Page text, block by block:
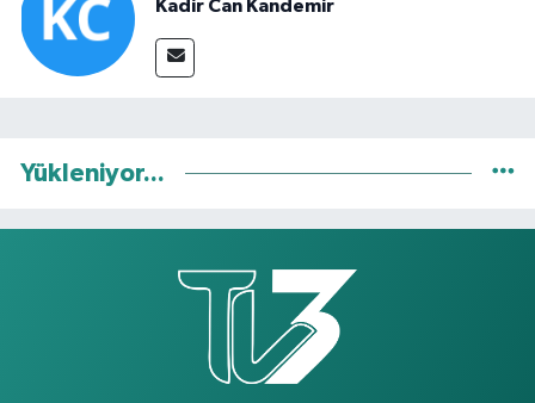
Kadir Can Kandemir
Yükleniyor...